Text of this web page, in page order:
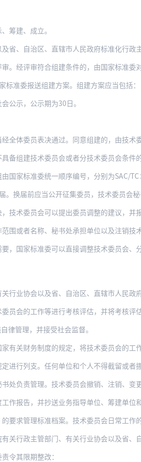
筹建、成立。
直辖市人民政府标准化行政主管部门（以下简称筹建
组建条件的，由国家标准委对外公示技术委员会的名
准委报送组建方案。组建方案应当包括：
公示，公示期为30日。
通过。同意组建的，由技术委员会公开征集委员，制
员会或者分技术委员会条件的，国家标准委可以成立
由国家标准委统一顺序编号，分别为
换届前应当公开征集委员，技术委员会秘
以提出委员调整的建议，并报送国家标准委予以调整
围或者名称、秘书处承担单位以及注销技
可以直接调整技术委员会、分技术委员会工作范围、
省、自治区、直辖市人民政府标准化行政主管部门应
员会的工作等进行考核评估，并将考核评
律管理，并接受社会监督。
的规定，将技术委员会的工作经费纳入单位财务统一
何单位和个人不得截留或者挪用国家标准制修订补助
处负责管理。技术委员会撤销、注销、变
告，并抄送业务指导单位、筹建单位和秘书
求管理标准档案。技术委员会日常工作的文
门、有关行业协会以及省、自治区、直辖市人民政府
令其限期整改：